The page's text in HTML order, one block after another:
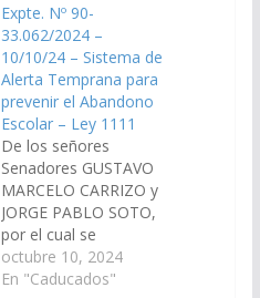
Expte. Nº 90-
33.062/2024 –
10/10/24 – Sistema de
Alerta Temprana para
prevenir el Abandono
Escolar – Ley 1111
De los señores
Senadores GUSTAVO
MARCELO CARRIZO y
JORGE PABLO SOTO,
por el cual se
implementa el Sistema
de Alerta. (Expte. Nº
octubre 10, 2024
En "Caducados"